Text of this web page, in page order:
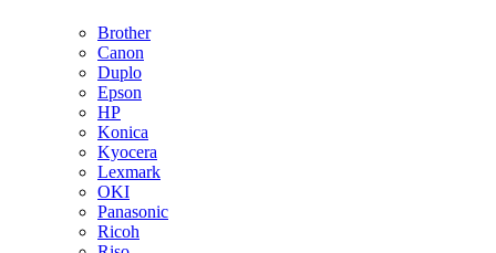
Brother
Canon
Duplo
Epson
HP
Konica
Kyocera
Lexmark
OKI
Panasonic
Ricoh